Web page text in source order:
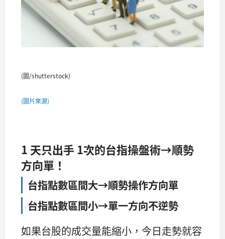
(圖/shutterstock)
(圖片來源)
1 天只出手 1次的台指操盤術→順勢
方向單！
台指點數區間大→順勢操作方向單
台指點數區間小→單一方向不逆勢
如果台股的成交量能縮小，今日走勢就容